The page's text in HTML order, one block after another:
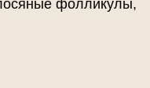
фолликулы,